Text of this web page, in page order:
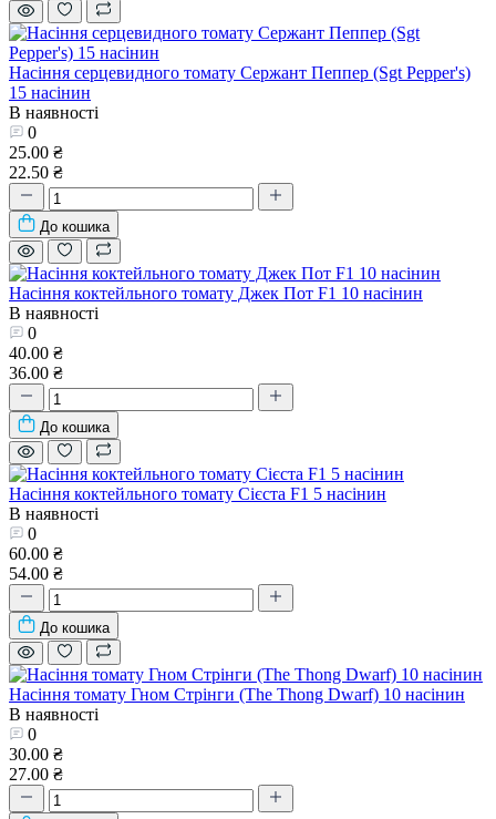
Насіння серцевидного томату Сержант Пеппер (Sgt Pepper's)
15 насінин
В наявності
0
25.00 ₴
22.50 ₴
До кошика
Насіння коктейльного томату Джек Пот F1 10 насінин
В наявності
0
40.00 ₴
36.00 ₴
До кошика
Насіння коктейльного томату Сієста F1 5 насінин
В наявності
0
60.00 ₴
54.00 ₴
До кошика
Насіння томату Гном Стрінги (The Thong Dwarf) 10 насінин
В наявності
0
30.00 ₴
27.00 ₴